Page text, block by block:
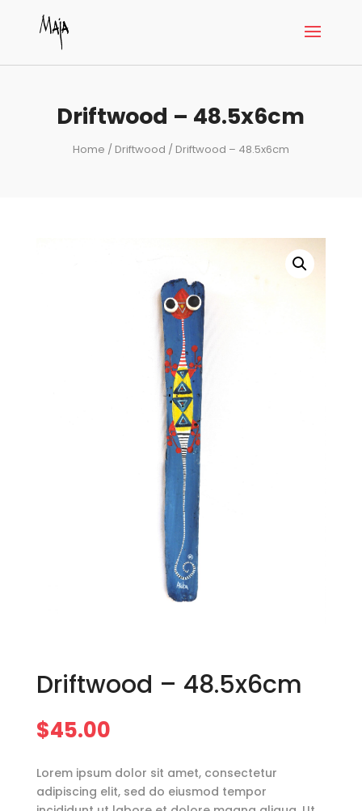
Driftwood – 48.5x6cm
Home / Driftwood / Driftwood – 48.5x6cm
Driftwood – 48.5x6cm
$45.00
Lorem ipsum dolor sit amet, consectetur
adipiscing elit, sed do eiusmod tempor